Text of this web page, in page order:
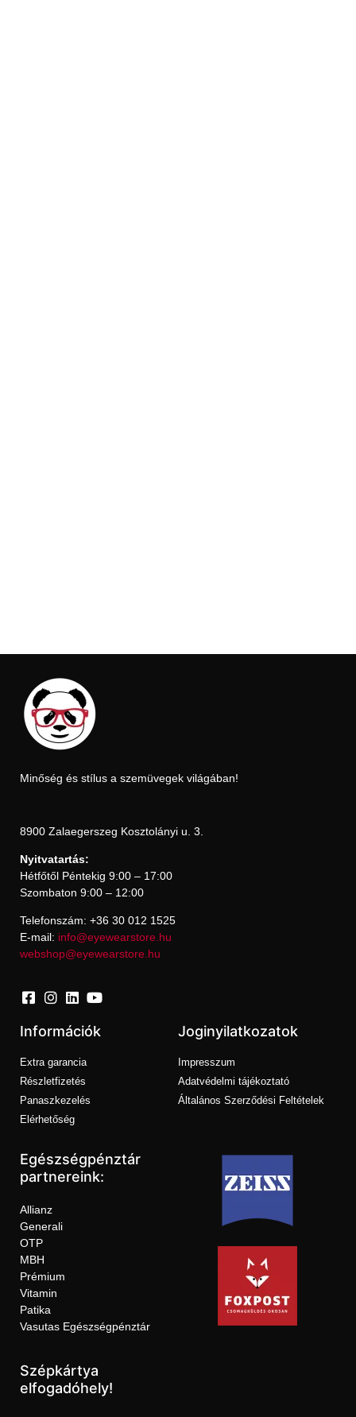
Minőség és stílus a szemüvegek világában!
8900 Zalaegerszeg Kosztolányi u. 3.
Nyitvatartás:
Hétfőtől Péntekig 9:00 – 17:00
Szombaton 9:00 – 12:00
Telefonszám: +36 30 012 1525
E-mail: info@eyewearstore.hu
webshop@eyewearstore.hu
Információk
Extra garancia
Részletfizetés
Panaszkezelés
Elérhetőség
Joginyilatkozatok
Impresszum
Adatvédelmi tájékoztató
Általános Szerződési Feltételek
Egészségpénztár
partnereink:
Allianz
Generali
OTP
MBH
Prémium
Vitamin
Patika
Vasutas Egészségpénztár
Szépkártya
elfogadóhely!